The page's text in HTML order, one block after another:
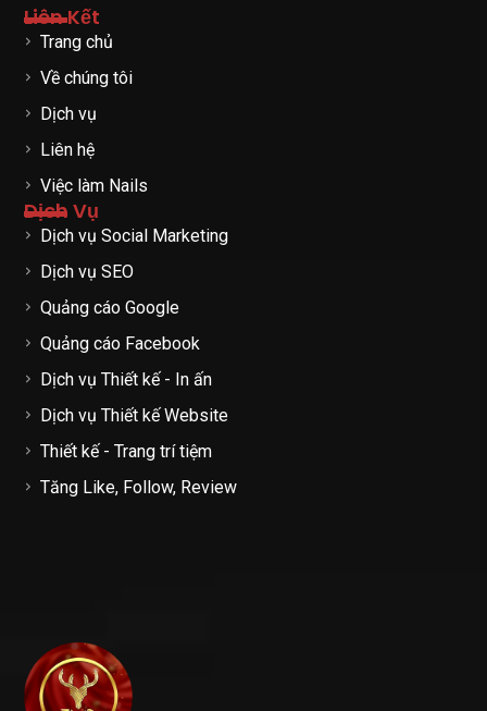
Liên Kết
Trang chủ
Về chúng tôi
Dịch vụ
Liên hệ
Việc làm Nails
Dịch Vụ
Dịch vụ Social Marketing
Dịch vụ SEO
Quảng cáo Google
Quảng cáo Facebook
Dịch vụ Thiết kế - In ấn
Dịch vụ Thiết kế Website
Thiết kế - Trang trí tiệm
Tăng Like, Follow, Review